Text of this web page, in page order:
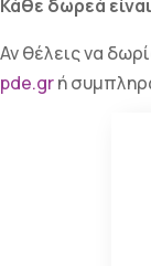
Κάθε δωρεά
Αν θέλεις να
pde.grή